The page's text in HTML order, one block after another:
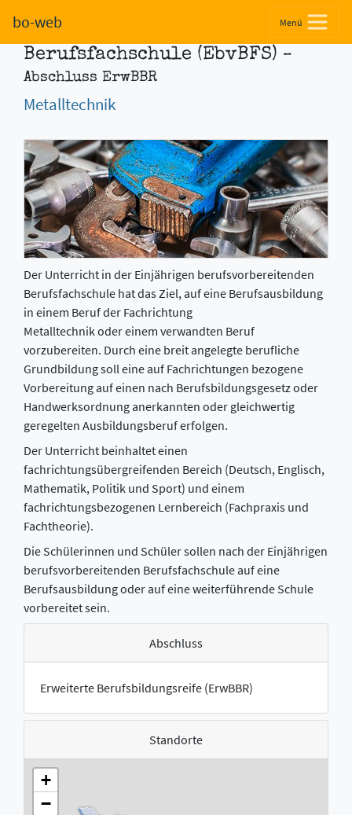
bo-web Menü
Berufsvorbereitende
Berufsfachschule (EbvBFS) –
Abschluss ErwBBR
Metalltechnik
Der Unterricht in der Einjährigen berufsvorbereitenden
Berufsfachschule hat das Ziel, auf eine Berufsausbildung
in einem Beruf der Fachrichtung
Metalltechnik oder einem verwandten Beruf
vorzubereiten. Durch eine breit angelegte berufliche
Grundbildung soll eine auf Fachrichtungen bezogene
Vorbereitung auf einen nach Berufsbildungsgesetz oder
Handwerksordnung anerkannten oder gleichwertig
geregelten Ausbildungsberuf erfolgen.
Der Unterricht beinhaltet einen
fachrichtungsübergreifenden Bereich (Deutsch, Englisch,
Mathematik, Politik und Sport) und einem
fachrichtungsbezogenen Lernbereich (Fachpraxis und
Fachtheorie).
Die Schülerinnen und Schüler sollen nach der Einjährigen
berufsvorbereitenden Berufsfachschule auf eine
Berufsausbildung oder auf eine weiterführende Schule
vorbereitet sein.
Abschluss
Erweiterte Berufsbildungsreife (ErwBBR)
Standorte
+
−